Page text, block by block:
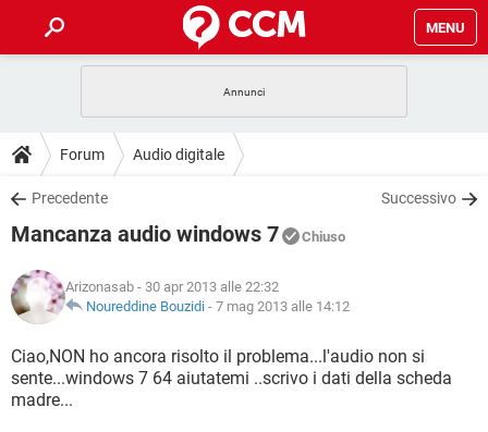
MENU
INTRATTENIMENTO
iOS
INSTAGRAM WHATSAPP
TIKTOK
HARDWARE
GUIDE
COVID-19
INSTAGRAM WHATSAPP
TIKTOK
HARDWARE
DOWNLOAD
COVID-19 GAMING
INTRATTENIMENTO
iOS WINDOWS 10
INSTAGRAM WHATSAPP
TIKTOK FACEBOOK
COVID-19 GAMING
INTRATTENIMENTO
iOS WINDOWS 10
INSTAGRAM
GLOSSARIO
COVID-19 GAMING
INTRATTENIMENTO ANDROID
Forum Audio digitale
Precedente Successivo
Mancanza audio windows 7 Chiuso
Arizonasab - 30 apr 2013 alle 22:32
Noureddine Bouzidi - 7 mag 2013 alle 14:12
Ciao,NON ho ancora risolto il problema...l'audio non si
sente...windows 7 64 aiutatemi ..scrivo i dati della scheda
madre...